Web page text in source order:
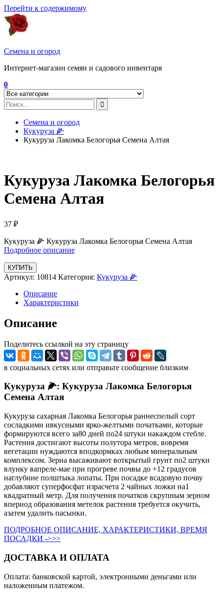
Перейти к содержимому
Семена и огород
Интернет-магазин семян и садового инвентаря
0
Семена и огород
Кукуруза 🌽
Кукуруза Лакомка Белогорья Семена Алтая
Кукуруза Лакомка Белогорья
Семена Алтая
37 ₽
Кукуруза 🌽 Кукуруза Лакомка Белогорья Семена Алтая
Подробное описание
КУПИТЬ
Артикул: 10814 Категория: Кукуруза 🌽
Описание
Характеристики
Описание
Поделитесь ссылкой на эту страницу
в социальных сетях или отправьте сообщение близким
Кукуруза 🌽: Кукуруза Лакомка Белогорья
Семена Алтая
Кукуруза сахарная Лакомка Белогорья раннеспелый сорт
сосладкими ивкусными ярко-желтыми початками, которые
формируются всего за80 дней по24 штуки накаждом стебле.
Растения достигают высоты полутора метров, вовремя
вегетации нуждаются вподкормках любым минеральным
комплексом. Зерна высаживают воткрытый грунт по2 штуки
влунку вапреле-мае при прогреве почвы до +12 градусов
наглубине полштыка лопаты. При посадке всадовую почву
добавляют суперфосфат израсчета 2 чайных ложки на1
квадратный метр. Для получения початков скрупным зерном
впериод образования метелок растения требуется окучить,
азатем удалить пасынки.
ПОДРОБНОЕ ОПИСАНИЕ, ХАРАКТЕРИСТИКИ, ВРЕМЯ
ПОСАДКИ ->>>
ДОСТАВКА И ОПЛАТА
Оплата: банковской картой, электронными деньгами или
наложенным платежом.